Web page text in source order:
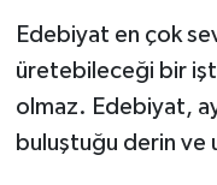
Edebiyat en çok
üretebileceği bir
olmaz. Edebiyat,
buluştuğu derin ve